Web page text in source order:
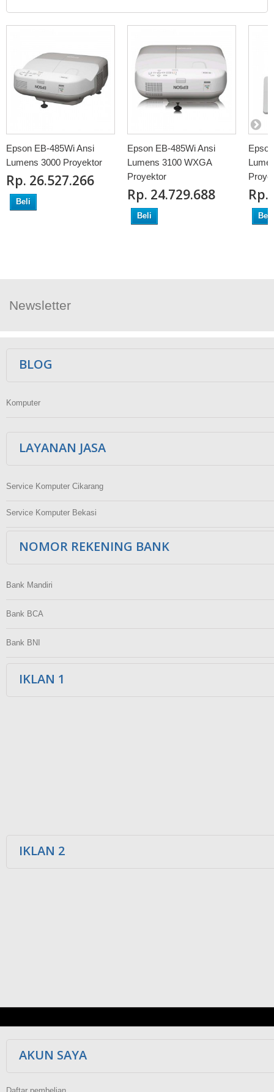
Epson EB-485Wi Ansi
Lumens 3000 Proyektor
Rp‎. 26.527.266
Beli
Epson EB-485Wi Ansi
Lumens 3100 WXGA
Proyektor
Rp‎. 24.729.688
Beli
Rp‎.
Beli
Newsletter
BLOG
Komputer
LAYANAN JASA
Service Komputer Cikarang
Service Komputer Bekasi
NOMOR REKENING BANK
Bank Mandiri
Bank BCA
Bank BNI
IKLAN 1
IKLAN 2
AKUN SAYA